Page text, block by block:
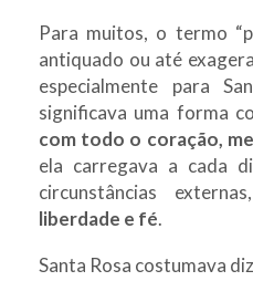
Para muitos, o termo
antiquado ou até
especialmente para
significava uma forma
com todo o coração,
ela carregava a cada
circunstâncias
liberdade e fé.
Santa Rosa costumava